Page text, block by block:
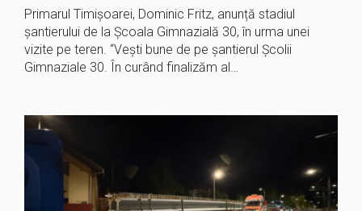
Primarul Timișoarei, Dominic Fritz, anunță stadiul
șantierului de la Școala Gimnazială 30, în urma unei
vizite pe teren. “Vești bune de pe șantierul Școlii
Gimnaziale 30. În curând finalizăm al…